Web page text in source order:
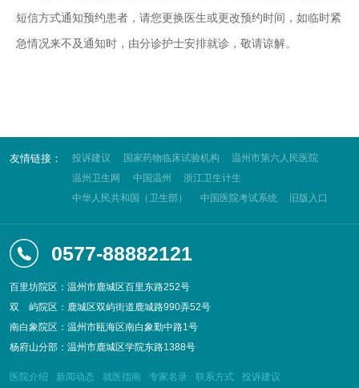
短信方式通知预约患者，请您更换医生或更改预约时间，如临时紧
急情况来不及通知时，由分诊护士安排就诊，敬请谅解。
友情链接： 投诉建议 国家药物临床试验机构
温州市第六人民医院
温州卫生网
中国温州
浙江卫生计生
中华人民共和国（卫生部）
中国医院考试系统 旧版入口
0577-88882121
百里坊院区：温州市鹿城区百里东路252号
双
屿院区：鹿城区双屿街道鹿城路990弄52号
南白象院区：温州市瓯海区南白象勤中路1号
杨府山分部：温州市鹿城区学院东路1388号
医院介绍 新闻动态 就医指南 专家名录 联系方式 投诉建议